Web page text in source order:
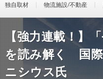
独自取材 物流施設/不動産
【強力連載！】
を読み解く 国
ニシウス氏